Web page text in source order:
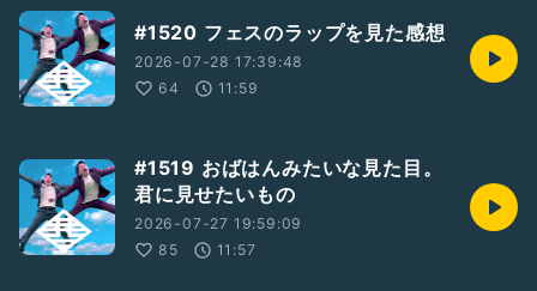
#1520 フェスのラップを見た感想
2026-07-28 17:39:48
64
11:59
#1519 おばはんみたいな見た目。
君に見せたいもの
2026-07-27 19:59:09
85
11:57